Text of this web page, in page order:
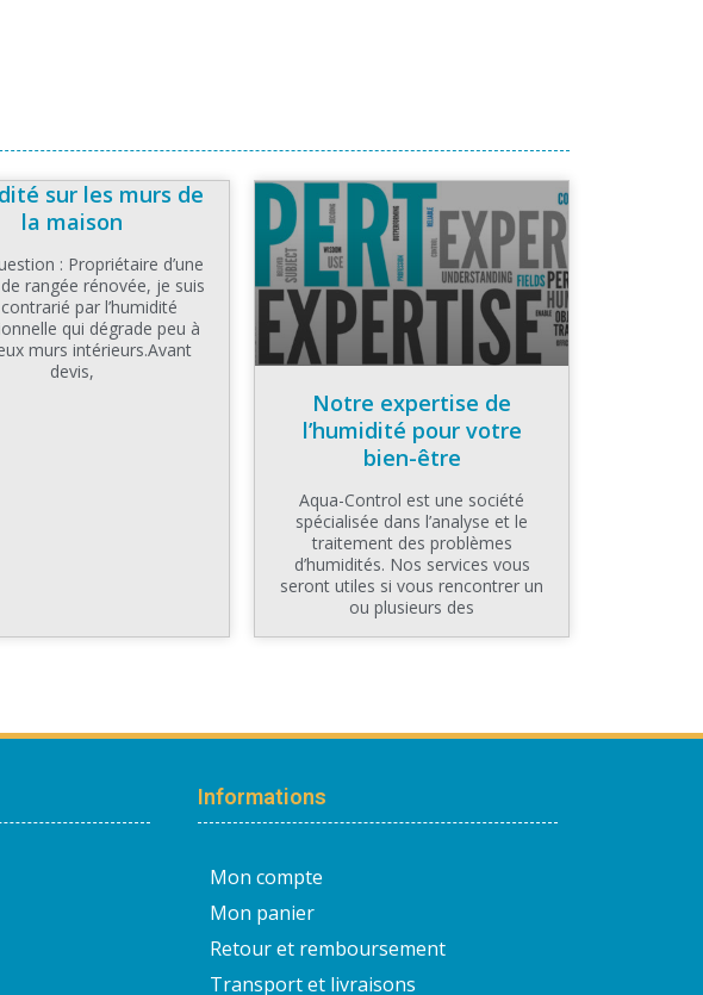
sur les murs de
la maison
: Propriétaire d’une
rangée rénovée, je suis
par l’humidité
qui dégrade peu à
murs intérieurs.Avant
devis,
Notre expertise de
l’humidité pour votre
bien-être
Aqua-Control est une société
spécialisée dans l’analyse et le
traitement des problèmes
d’humidités. Nos services vous
seront utiles si vous rencontrer un
ou plusieurs des
Informations
Mon compte
Mon panier
Retour et remboursement
Transport et livraisons